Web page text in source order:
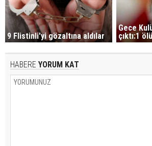
9 Flistinli'yi gözaltına aldılar
Gece
çıktı:1
HABERE YORUM KAT